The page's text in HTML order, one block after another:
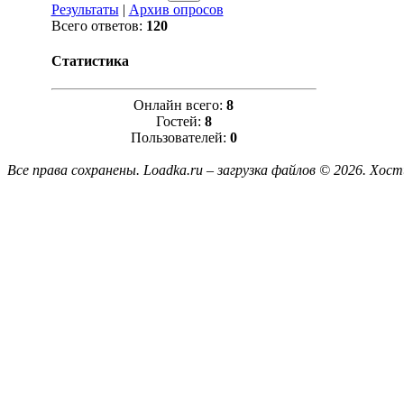
Результаты| Архив опросов
Всего ответов: 120
Статистика
Онлайн всего: 8
Гостей: 8
Пользователей: 0
Все права сохранены. Loadka.ru – загрузка файлов © 2026.